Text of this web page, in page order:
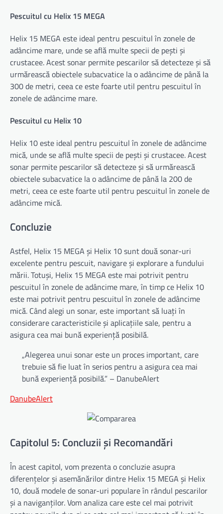
Pescuitul cu Helix 15 MEGA
Helix 15 MEGA este ideal pentru pescuitul în zonele de
adâncime mare, unde se află multe specii de pești și
crustacee. Acest sonar permite pescarilor să detecteze și să
urmărească obiectele subacvatice la o adâncime de până la
300 de metri, ceea ce este foarte util pentru pescuitul în
zonele de adâncime mare.
Pescuitul cu Helix 10
Helix 10 este ideal pentru pescuitul în zonele de adâncime
mică, unde se află multe specii de pești și crustacee. Acest
sonar permite pescarilor să detecteze și să urmărească
obiectele subacvatice la o adâncime de până la 200 de
metri, ceea ce este foarte util pentru pescuitul în zonele de
adâncime mică.
Concluzie
Astfel, Helix 15 MEGA și Helix 10 sunt două sonar-uri
excelente pentru pescuit, navigare și explorare a fundului
mării. Totuși, Helix 15 MEGA este mai potrivit pentru
pescuitul în zonele de adâncime mare, în timp ce Helix 10
este mai potrivit pentru pescuitul în zonele de adâncime
mică. Când alegi un sonar, este important să luați în
considerare caracteristicile și aplicațiile sale, pentru a
asigura cea mai bună experiență posibilă.
„Alegerea unui sonar este un proces important, care
trebuie să fie luat în serios pentru a asigura cea mai
bună experiență posibilă.” – DanubeAlert
DanubeAlert
Capitolul 5: Concluzii și Recomandări
În acest capitol, vom prezenta o concluzie asupra
diferențelor și asemănărilor dintre Helix 15 MEGA și Helix
10, două modele de sonar-uri populare în rândul pescarilor
și a naviganților. Vom analiza care este cel mai potrivit